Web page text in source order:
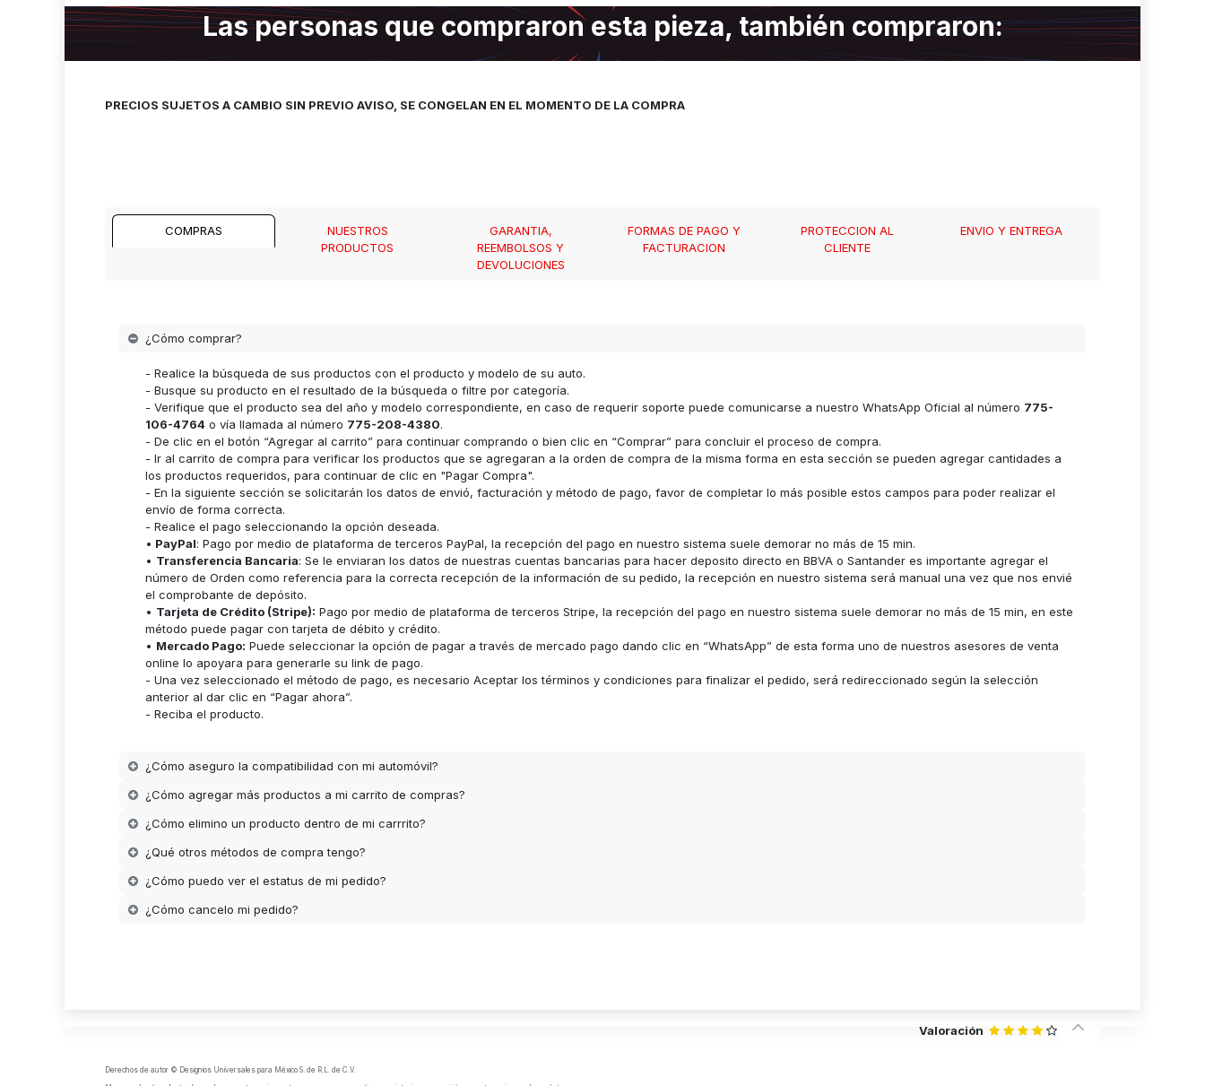
Las personas que compraron esta pieza, también compraron:
PRECIOS SUJETOS A CAMBIO SIN PREVIO AVISO, SE CONGELAN EN EL MOMENTO DE LA COMPRA
COMPRAS
NUESTROS
PRODUCTOS
GARANTIA,
REEMBOLSOS Y
DEVOLUCIONES
FORMAS DE PAGO Y
FACTURACION
PROTECCION AL
CLIENTE
ENVIO Y ENTREGA
¿Cómo comprar?
- Realice la búsqueda de sus productos con el producto y modelo de su auto.
- Busque su producto en el resultado de la búsqueda o filtre por categoría.
- Verifique que el producto sea del año y modelo correspondiente, en caso de requerir soporte puede comunicarse a nuestro WhatsApp Oficial al número 775-
106-4764 o vía llamada al número 775-208-4380.
- De clic en el botón “Agregar al carrito” para continuar comprando o bien clic en “Comprar” para concluir el proceso de compra.
- Ir al carrito de compra para verificar los productos que se agregaran a la orden de compra de la misma forma en esta sección se pueden agregar cantidades a
los productos requeridos, para continuar de clic en "Pagar Compra".
- En la siguiente sección se solicitarán los datos de envió, facturación y método de pago, favor de completar lo más posible estos campos para poder realizar el
envío de forma correcta.
- Realice el pago seleccionando la opción deseada.
• PayPal: Pago por medio de plataforma de terceros PayPal, la recepción del pago en nuestro sistema suele demorar no más de 15 min.
• Transferencia Bancaria: Se le enviaran los datos de nuestras cuentas bancarias para hacer deposito directo en BBVA o Santander es importante agregar el
número de Orden como referencia para la correcta recepción de la información de su pedido, la recepción en nuestro sistema será manual una vez que nos envié
el comprobante de depósito.
• Tarjeta de Crédito (Stripe): Pago por medio de plataforma de terceros Stripe, la recepción del pago en nuestro sistema suele demorar no más de 15 min, en este
método puede pagar con tarjeta de débito y crédito.
• Mercado Pago: Puede seleccionar la opción de pagar a través de mercado pago dando clic en “WhatsApp” de esta forma uno de nuestros asesores de venta
online lo apoyara para generarle su link de pago.
- Una vez seleccionado el método de pago, es necesario Aceptar los términos y condiciones para finalizar el pedido, será redireccionado según la selección
anterior al dar clic en “Pagar ahora”.
- Reciba el producto.
¿Cómo aseguro la compatibilidad con mi automóvil?
¿Cómo agregar más productos a mi carrito de compras?
¿Cómo elimino un producto dentro de mi carrrito?
¿Qué otros métodos de compra tengo?
¿Cómo puedo ver el estatus de mi pedido?
¿Cómo cancelo mi pedido?
Valoración
Derechos de autor © Designios Universales para México S. de R.L. de C.V.